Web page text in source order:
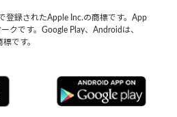
登録されたApple Inc.の商標です。App
クです。Google Play、Androidは、
です。